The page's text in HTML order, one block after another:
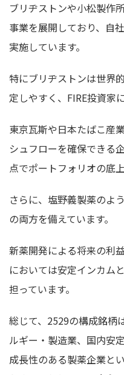
ブリヂストンや小松製作
事業を展開しており、自
実施しています。
特にブリヂストンは世界
定しやすく、FIRE投資家
東京瓦斯や日本たばこ産
シュフローを確保できる
点でポートフォリオの底
さらに、塩野義製薬のよ
の両方を備えています。
新薬開発による将来の利
においては安定インカム
担っています。
総じて、2529の構成銘柄
ルギー・製造業、国内安
成長性のある製薬企業と